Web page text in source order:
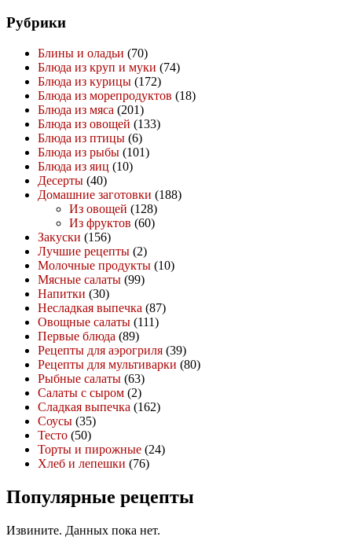
Рубрики
Блины и оладьи (70)
Блюда из круп и муки (74)
Блюда из курицы (172)
Блюда из морепродуктов (18)
Блюда из мяса (201)
Блюда из овощей (133)
Блюда из птицы (6)
Блюда из рыбы (101)
Блюда из яиц (10)
Десерты (40)
Домашние заготовки (188)
Из овощей (128)
Из фруктов (60)
Закуски (156)
Лучшие рецепты (2)
Молочные продукты (10)
Мясные салаты (99)
Напитки (30)
Несладкая выпечка (87)
Овощные салаты (111)
Первые блюда (89)
Рецепты для аэрогриля (39)
Рецепты для мультиварки (80)
Рыбные салаты (63)
Салаты с сыром (2)
Сладкая выпечка (162)
Соусы (35)
Тесто (50)
Торты и пирожные (24)
Хлеб и лепешки (76)
Популярные рецепты
Извините. Данных пока нет.